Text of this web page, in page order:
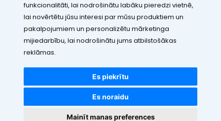
funkcionalitāti, lai nodrošinātu labāku pieredzi vietnē,
lai novērtētu jūsu interesi par mūsu produktiem un
pakalpojumiem un personalizētu mārketinga
mijiedarbību, lai nodrošinātu jums atbilstošākas
reklāmas.
Es piekrītu
Es noraidu
Mainīt manas preferences
©2010 - 2026 VDE.LV
Visas tiesības rezervētas
webbuilding.lv interneta veikalu izstrāde